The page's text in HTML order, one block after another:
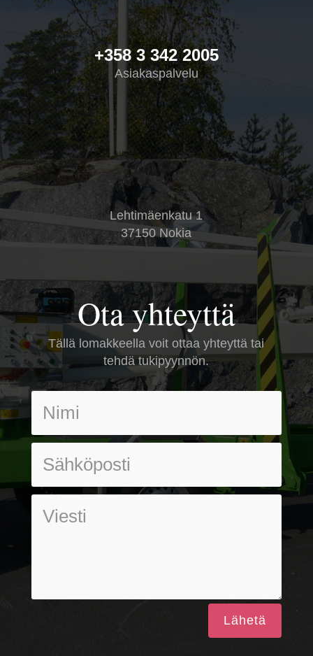
+358 3 342 2005
Asiakaspalvelu
Lehtimäenkatu 1
37150 Nokia
Ota yhteyttä
Tällä lomakkeella voit ottaa yhteyttä tai
tehdä tukipyynnön.
Lähetä